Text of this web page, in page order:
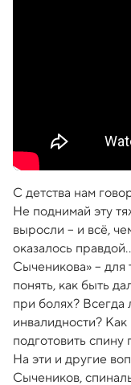
С детства нам
Не поднимай эту
выросли – и всё,
оказалось
Сыченикова» – для
понять, как быть
при болях? Всегда
инвалидности?
подготовить
На эти и другие
Сычеников,